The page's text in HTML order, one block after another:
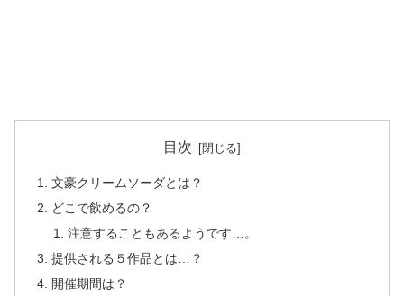
目次
文豪クリームソーダとは？
どこで飲めるの？
注意することもあるようです…。
提供される５作品とは…？
開催期間は？